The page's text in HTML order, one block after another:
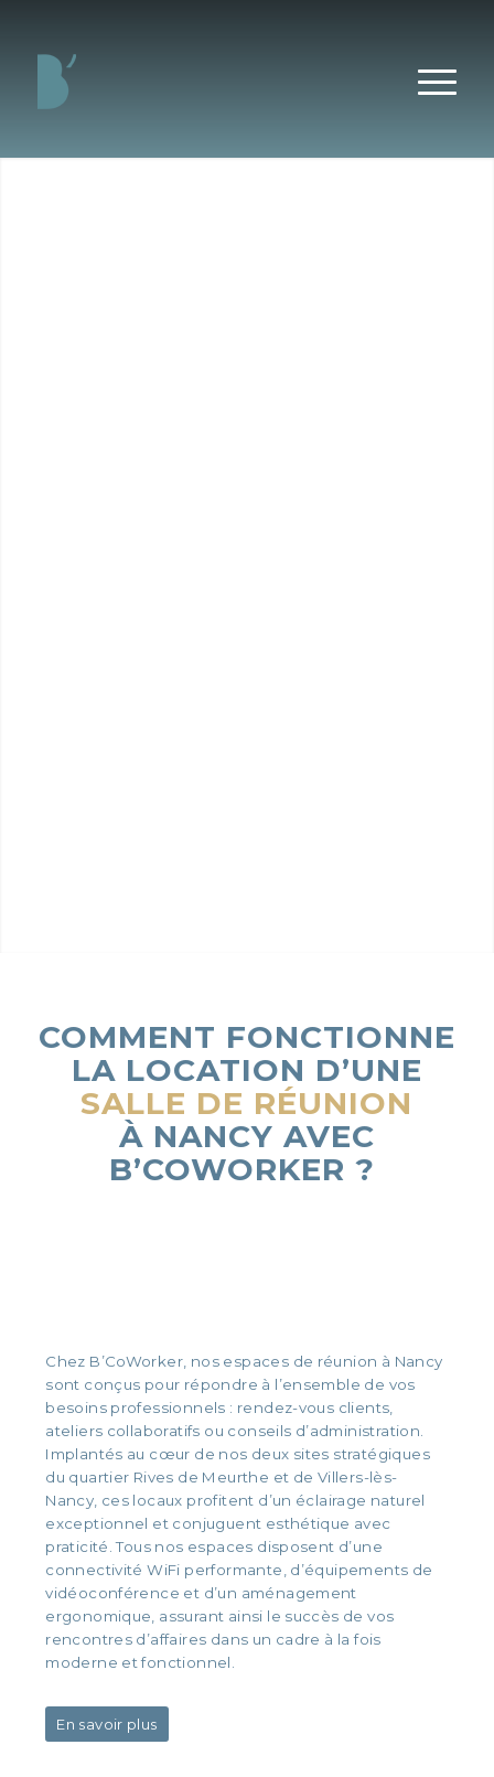
COMMENT FONCTIONNE
LA LOCATION D’UNE
SALLE DE RÉUNION
À NANCY AVEC
B’COWORKER ?
Chez B’CoWorker, nos espaces de réunion à Nancy
sont conçus pour répondre à l’ensemble de vos
besoins professionnels : rendez-vous clients,
ateliers collaboratifs ou conseils d’administration.
Implantés au cœur de nos deux sites stratégiques
du quartier Rives de Meurthe et de Villers-lès-
Nancy, ces locaux profitent d’un éclairage naturel
exceptionnel et conjuguent esthétique avec
praticité. Tous nos espaces disposent d’une
connectivité WiFi performante, d’équipements de
vidéoconférence et d’un aménagement
ergonomique, assurant ainsi le succès de vos
rencontres d’affaires dans un cadre à la fois
moderne et fonctionnel.
En savoir plus